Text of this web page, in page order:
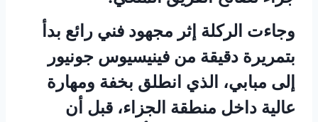
وجاءت الركلة إثر مجهود فني رائع بدأ
بتمريرة دقيقة من فينيسيوس جونيور
إلى مبابي، الذي انطلق بخفة ومهارة
عالية داخل منطقة الجزاء، قبل أن